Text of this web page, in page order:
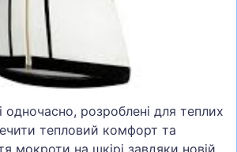
одночасно, розроблені для теплих
тепловий комфорт та
мокроти на шкірі завдяки новій